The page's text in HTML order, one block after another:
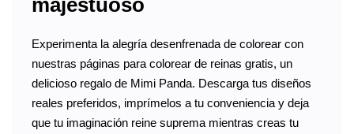
majestuoso
Experimenta la alegría desenfrenada de colorear con
nuestras páginas para colorear de reinas gratis, un
delicioso regalo de Mimi Panda. Descarga tus diseños
reales preferidos, imprímelos a tu conveniencia y deja
que tu imaginación reine suprema mientras creas tu